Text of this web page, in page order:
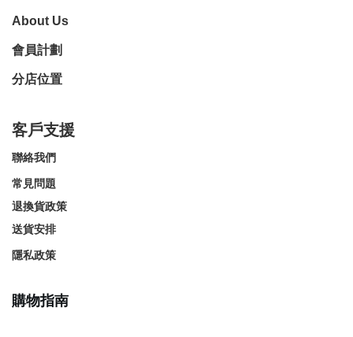
About Us
會員計劃
分店位置
客戶支援
聯絡我們
常見問題
退換貨政策
送貨安排
隱私政策
購物指南